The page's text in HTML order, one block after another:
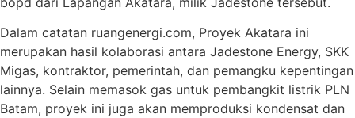
Dalam catatan ruangenergi.com, Proyek Akatara ini
merupakan hasil kolaborasi antara Jadestone Energy, SKK
Migas, kontraktor, pemerintah, dan pemangku kepentingan
lainnya. Selain memasok gas untuk pembangkit listrik PLN
Batam, proyek ini juga akan memproduksi kondensat dan